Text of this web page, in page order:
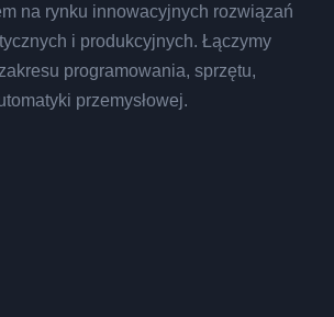
na rynku innowacyjnych rozwiązań
i produkcyjnych. Łączymy
programowania, sprzętu,
przemysłowej.